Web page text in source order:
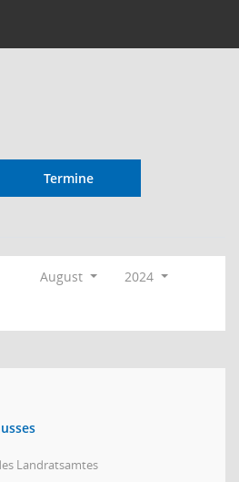
Termine
August
2024
Landratsamtes